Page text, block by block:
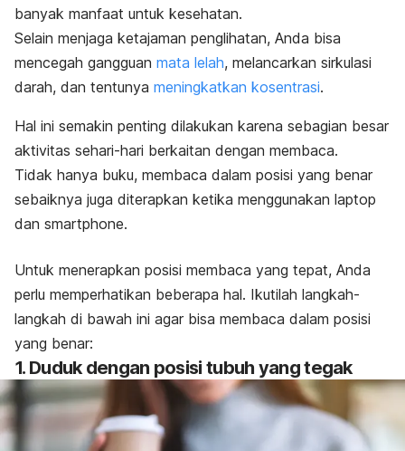
banyak manfaat untuk kesehatan.
Selain menjaga ketajaman penglihatan, Anda bisa
mencegah gangguan mata lelah, melancarkan sirkulasi
darah, dan tentunya meningkatkan kosentrasi.
Hal ini semakin penting dilakukan karena sebagian besar
aktivitas sehari-hari berkaitan dengan membaca.
Tidak hanya buku, membaca dalam posisi yang benar
sebaiknya juga diterapkan ketika menggunakan laptop
dan smartphone.
Untuk menerapkan posisi membaca yang tepat, Anda
perlu memperhatikan beberapa hal. Ikutilah langkah-
langkah di bawah ini agar bisa membaca dalam posisi
yang benar:
1.Duduk dengan posisi tubuh yang tegak